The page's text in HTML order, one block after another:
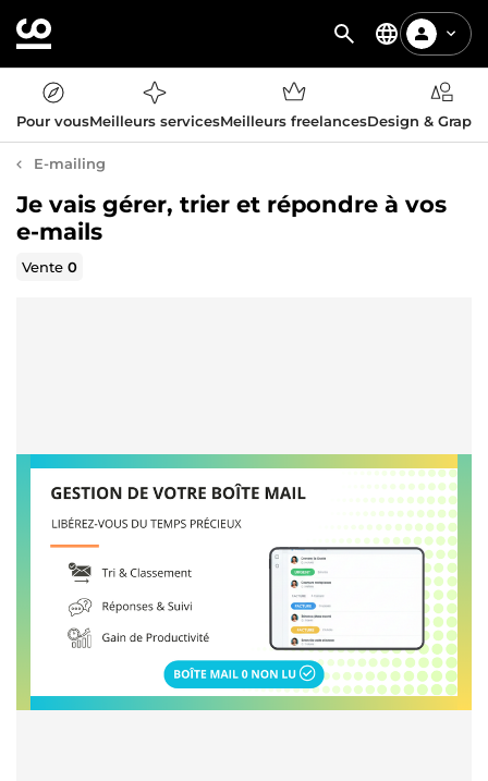
Pour vousMeilleurs servicesMeilleurs freelancesDesign &
E-mailing
Je vais gérer, trier et répondre à vos
e-mails
Vente0